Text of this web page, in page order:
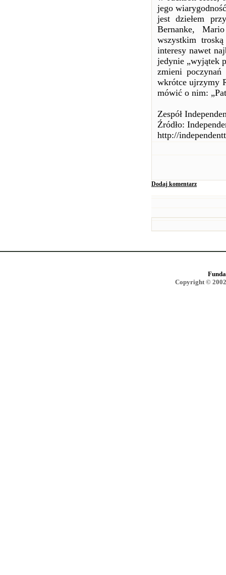
jego
jest dziełem
Bernanke,
wszystkim
interesy nawet
jedynie „wyjątek
zmieni
wkrótce ujrzymy
mówić o nim:
Zespół
Źródło:
http://
Dodaj komentarz
Copyright ©